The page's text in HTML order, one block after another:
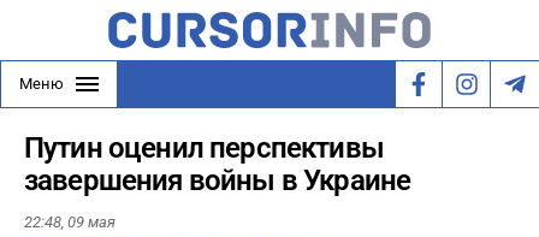
Меню
Путин оценил перспективы
завершения войны в Украине
22:48, 09 мая